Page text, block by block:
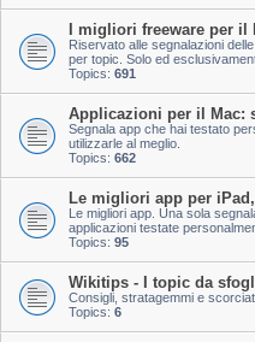
I migliori freeware per il
Riservato alle segnalazioni
per topic. Solo ed
Topics: 691
Applicazioni per il Mac:
Segnala app che hai testato
utilizzarle al meglio.
Topics: 662
Le migliori app per
Le migliori app. Una sola
applicazioni testate
Topics: 95
Wikitips - I topic da
Consigli, stratagemmi e
Topics: 6